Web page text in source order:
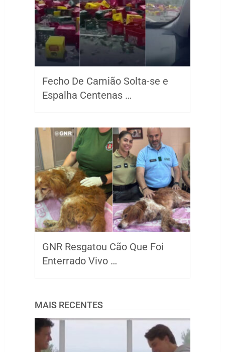
Fecho De Camião Solta-se e
Espalha Centenas …
GNR Resgatou Cão Que Foi
Enterrado Vivo …
MAIS RECENTES